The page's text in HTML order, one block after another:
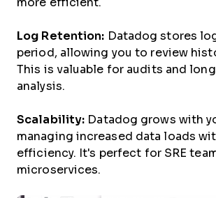
more efficient.
Log Retention: Datadog stores
period, allowing you to review
This is valuable for audits and
analysis.
Scalability: Datadog grows with
managing increased data loads
efficiency. It's perfect for SRE
microservices.